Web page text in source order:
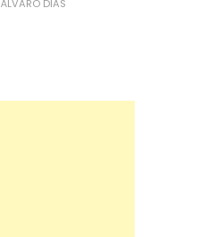
ÁLVARO DIAS